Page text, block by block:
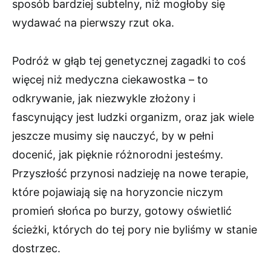
sposób bardziej subtelny, niż mogłoby się
wydawać na pierwszy rzut oka.
Podróż w głąb tej genetycznej zagadki to coś
więcej niż medyczna ciekawostka – to
odkrywanie, jak niezwykle złożony i
fascynujący jest ludzki organizm, oraz jak wiele
jeszcze musimy się nauczyć, by w pełni
docenić, jak pięknie różnorodni jesteśmy.
Przyszłość przynosi nadzieję na nowe terapie,
które pojawiają się na horyzoncie niczym
promień słońca po burzy, gotowy oświetlić
ścieżki, których do tej pory nie byliśmy w stanie
dostrzec.